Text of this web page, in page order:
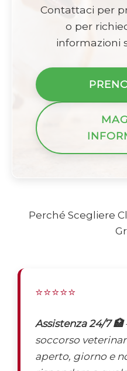
Contattaci per
o per
informazioni
Perché Scegliere
⭐⭐⭐⭐⭐
Assistenza 24/7 🏥
soccorso
aperto, giorno e